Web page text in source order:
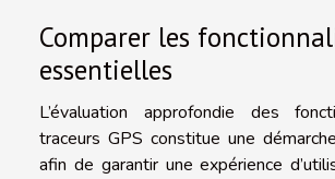
Comparer les
essentielles
L’évaluation approfondie des
traceurs GPS constitue une
afin de garantir une expérience